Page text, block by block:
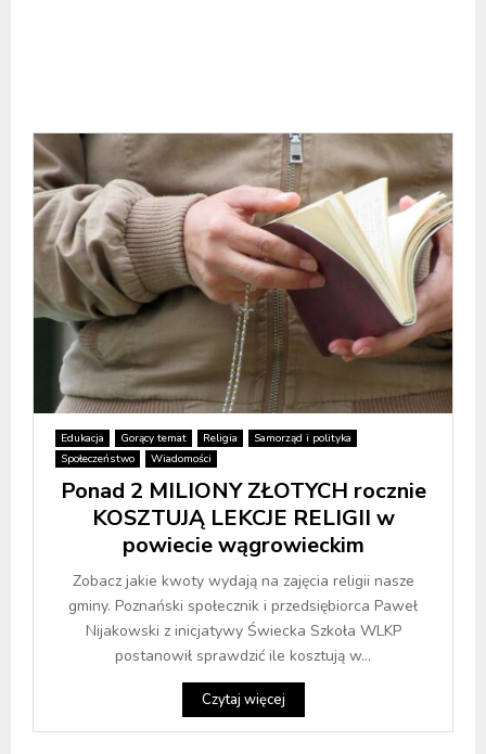
Edukacja Gorący temat Religia
Samorząd i polityka
Społeczeństwo
Wiadomości
Ponad 2 MILIONY ZŁOTYCH rocznie
KOSZTUJĄ LEKCJE RELIGII w
powiecie wągrowieckim
Zobacz jakie kwoty wydają na zajęcia religii nasze
gminy. Poznański społecznik i przedsiębiorca Paweł
Nijakowski z inicjatywy Świecka Szkoła WLKP
postanowił sprawdzić ile kosztują w...
Czytaj więcej